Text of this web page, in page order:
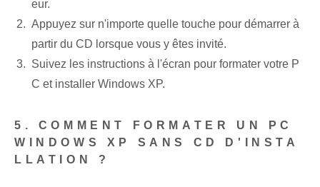
eur.
Appuyez sur n'importe quelle touche pour démarrer à
partir du CD lorsque vous y êtes invité.
Suivez les instructions à l'écran pour formater votre P
C et installer Windows XP.
5. COMMENT FORMATER UN PC
WINDOWS XP SANS CD D'INSTA
LLATION ?